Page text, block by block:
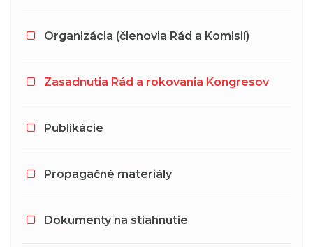
Organizácia (členovia Rád a Komisií)
Zasadnutia Rád a rokovania Kongresov
Publikácie
Propagačné materiály
Dokumenty na stiahnutie